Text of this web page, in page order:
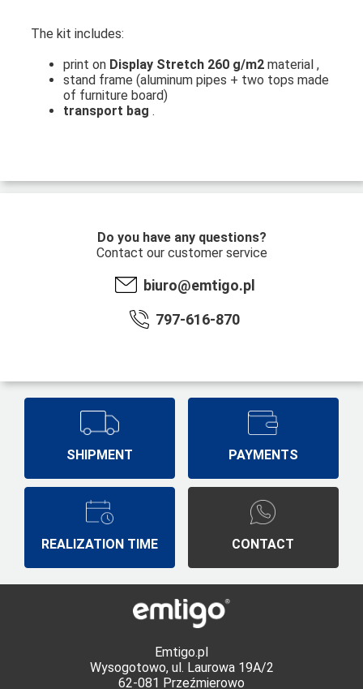
The kit includes:
print on Display Stretch 260 g/m2 material ,
stand frame (aluminum pipes + two tops made
of furniture board)
transport bag .
Do you have any questions?
Contact our customer service
biuro@emtigo.pl
797-616-870
SHIPMENT PAYMENTS
REALIZATION TIME CONTACT
Emtigo.pl
Wysogotowo, ul. Laurowa 19A/2
62-081 Przeźmierowo